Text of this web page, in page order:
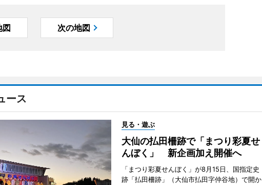
図 次の地図
ース
見る・遊ぶ
大仙の払田柵跡で「まつり彩夏せ
んぼく」 新企画加え開催へ
「まつり彩夏せんぼく」が8月15日、国指定史
跡「払田柵跡」（大仙市払田字仲谷地）で開か